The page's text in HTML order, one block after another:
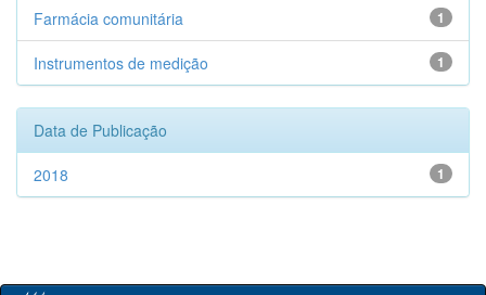
1
Farmácia comunitária
1
Instrumentos de medição
Data de Publicação
1
2018